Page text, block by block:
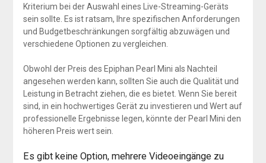
Kriterium bei der Auswahl eines Live-Streaming-Geräts
sein sollte. Es ist ratsam, Ihre spezifischen Anforderungen
und Budgetbeschränkungen sorgfältig abzuwägen und
verschiedene Optionen zu vergleichen.
Obwohl der Preis des Epiphan Pearl Mini als Nachteil
angesehen werden kann, sollten Sie auch die Qualität und
Leistung in Betracht ziehen, die es bietet. Wenn Sie bereit
sind, in ein hochwertiges Gerät zu investieren und Wert auf
professionelle Ergebnisse legen, könnte der Pearl Mini den
höheren Preis wert sein.
Es gibt keine Option, mehrere Videoeingänge zu